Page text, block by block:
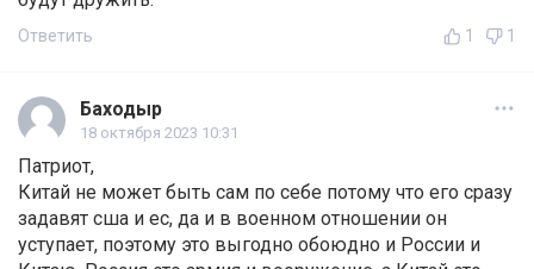
Ответить 1 1
Баходыр
18 октября 2023 10:31
Патриот,
Китай не может быть сам по себе потому что его сразу
задавят сша и ес, да и в военном отношении он
уступает, поэтому это выгодно обоюдно и России и